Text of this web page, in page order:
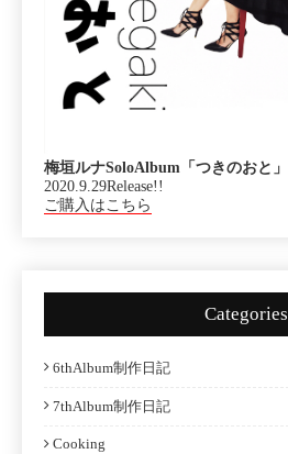
梅垣ルナSoloAlbum「つきのおと」
2020.9.29Release!!
ご購入はこちら
Categories
6thAlbum制作日記
7thAlbum制作日記
Cooking